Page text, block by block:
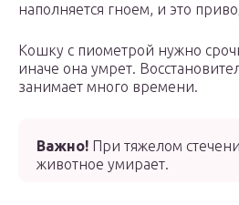
наполняется гноем, и это
Кошку с пиометрой нужно
иначе она умрет.
занимает много времени.
Важно! При тяжелом
животное умирает.